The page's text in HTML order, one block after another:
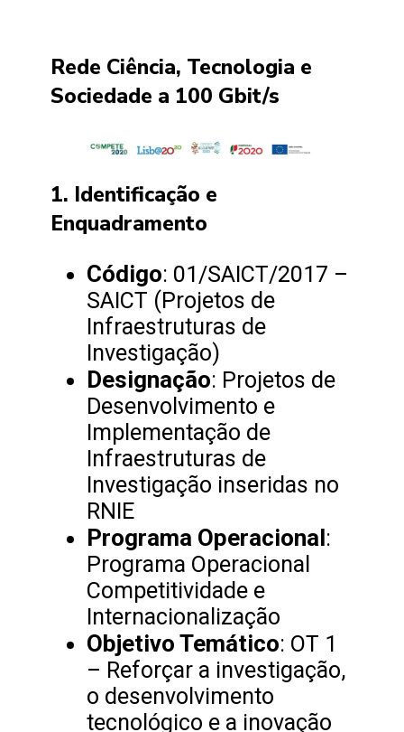
Rede Ciência, Tecnologia e
Sociedade a 100 Gbit/s
1. Identificação e
Enquadramento
Código: 01/SAICT/2017 –
SAICT (Projetos de
Infraestruturas de
Investigação)
Designação: Projetos de
Desenvolvimento e
Implementação de
Infraestruturas de
Investigação inseridas no
RNIE
Programa Operacional:
Programa Operacional
Competitividade e
Internacionalização
Objetivo Temático: OT 1
– Reforçar a investigação,
o desenvolvimento
tecnológico e a inovação